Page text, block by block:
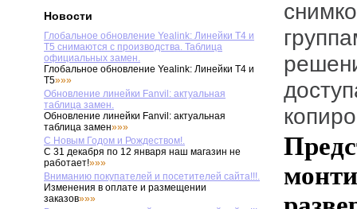
Новости
Глобальное обновление Yealink: Линейки T4 и
T5 снимаются с производства. Таблица
официальных замен.
Глобальное обновление Yealink: Линейки T4 и
T5»»»
Обновление линейки Fanvil: актуальная
таблица замен.
Обновление линейки Fanvil: актуальная
таблица замен»»»
С Новым Годом и Рождеством!.
С 31 декабря по 12 января наш магазин не
работает!»»»
Вниманию покупателей и посетителей сайта!!!.
Изменения в оплате и размещении
заказов»»»